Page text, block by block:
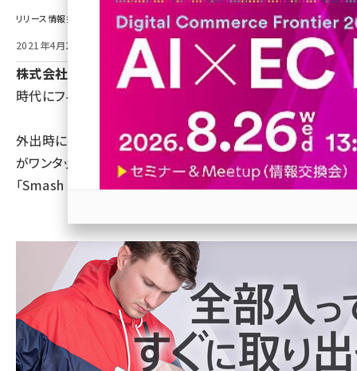
ecbeing (1211)
アスクル (1122)
base (1083)
ビィ・フォアード (781)
リリース情報提供元：
2021年4月27日 11:00
株式会社SORENA
時代にフィットする多機能バッグ
外出時に必要なお金やウェットシート、ポケットティッシュ
がワンタッチで すぐ取り出せる革新的ショルダーバッグ
「Smash bag」
参加登録はこちら↑